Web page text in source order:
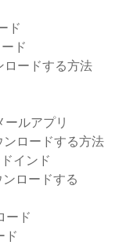
ド
ド
ロードする方法
ルアプリ
ンロードする方法
インド
ロードする
ード
ド